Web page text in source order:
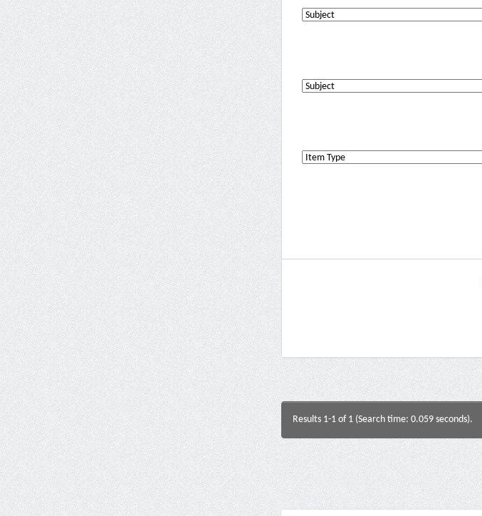
Results 1-1 of 1 (Search time: 0.059 seconds).